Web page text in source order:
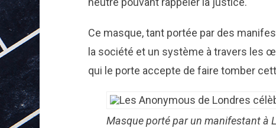
Ce masque, tant portée par des
la société et un système à travers les
qui le porte accepte de faire tomber
Masque porté par un manifestant à